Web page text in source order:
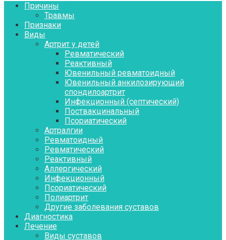
Причины
Травмы
Признаки
Виды
Артрит у детей
Ревматический
Реактивный
Ювенильный ревматоидный
Ювенильный анкилозирующий
спондилоартрит
Инфекционный (септический)
Поствакцинальный
Псориатический
Артралгии
Ревматоидный
Ревматический
Реактивный
Аллергический
Инфекционный
Псориатический
Полиартрит
Другие заболевания суставов
Диагностика
Лечение
Виды суставов